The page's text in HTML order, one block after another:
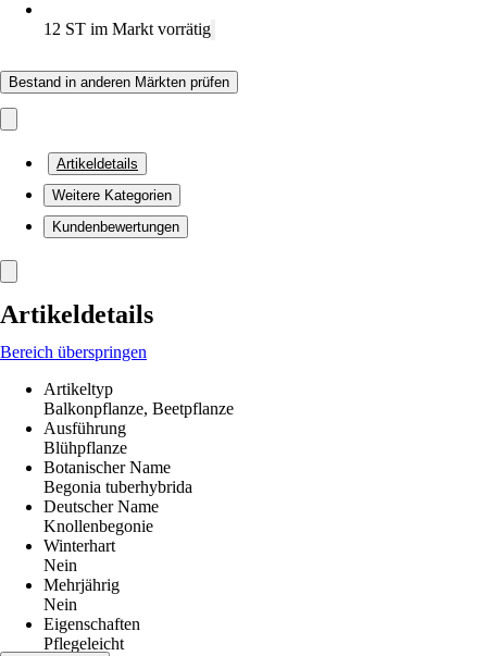
12 ST im Markt vorrätig
Bestand in anderen Märkten prüfen
Artikeldetails
Weitere Kategorien
Kundenbewertungen
Artikeldetails
Bereich überspringen
Artikeltyp
Balkonpflanze, Beetpflanze
Ausführung
Blühpflanze
Botanischer Name
Begonia tuberhybrida
Deutscher Name
Knollenbegonie
Winterhart
Nein
Mehrjährig
Nein
Eigenschaften
Pflegeleicht